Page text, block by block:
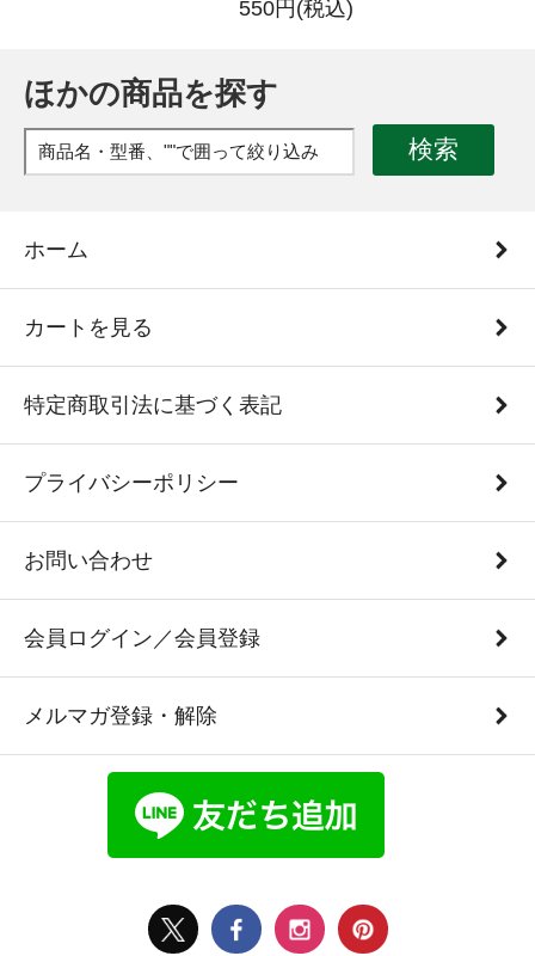
550円(税込)
ほかの商品を探す
検索
ホーム
カートを見る
特定商取引法に基づく表記
プライバシーポリシー
お問い合わせ
会員ログイン／会員登録
メルマガ登録・解除